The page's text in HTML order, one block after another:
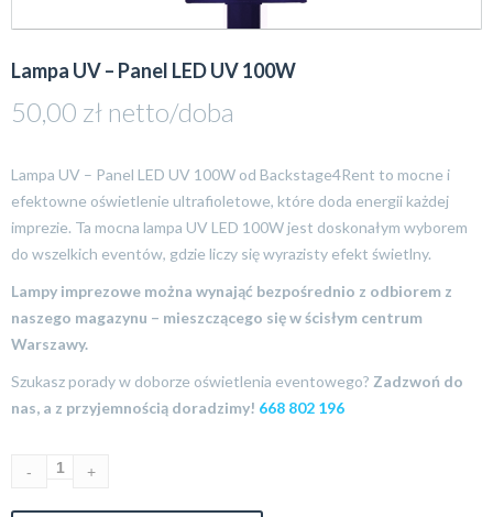
Lampa UV – Panel LED UV 100W
50,00 zł netto/doba
Lampa UV – Panel LED UV 100W od Backstage4Rent to mocne i
efektowne oświetlenie ultrafioletowe, które doda energii każdej
imprezie. Ta mocna lampa UV LED 100W jest doskonałym wyborem
do wszelkich eventów, gdzie liczy się wyrazisty efekt świetlny.
Lampy imprezowe można wynająć bezpośrednio z odbiorem z
naszego magazynu – mieszczącego się w ścisłym centrum
Warszawy.
Szukasz porady w doborze oświetlenia eventowego? Zadzwoń do
nas, a z przyjemnością doradzimy! 668 802 196